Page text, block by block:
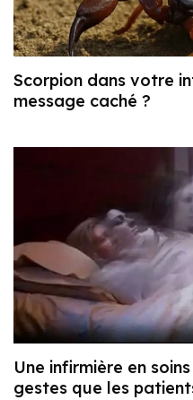
Scorpion dans votre
message caché ?
Une infirmière en
gestes que les